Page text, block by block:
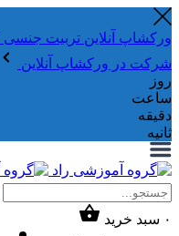
ورکشاپ آنلاین تربیت جنسی کودک (دوشنبه 24 مهر، دوشنبه 1
شرکت در ورکشاپ آنلاین
روز
ساعت
دقیقه
ثانیه
۰ سبد خرید